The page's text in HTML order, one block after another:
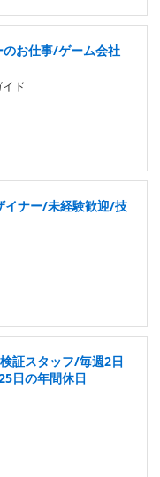
お仕事/ゲーム会社
ド
イナー/未経験歓迎/技
証スタッフ/毎週2日
日の年間休日